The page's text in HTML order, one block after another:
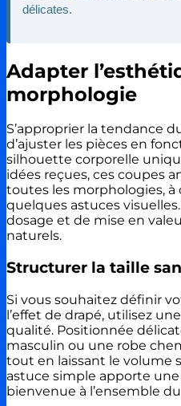
délicates.
Adapter
morphologie
S’approprier la tendance
d’ajuster les pièces en
silhouette corporelle
idées reçues, ces coupes
toutes les morphologies,
quelques astuces
dosage et de mise en
naturels.
Structurer la taille
Si vous souhaitez définir
l’effet de drapé, utilisez
qualité. Positionnée
masculin ou une robe
tout en laissant le volume
astuce simple apporte
bienvenue à l’ensemble